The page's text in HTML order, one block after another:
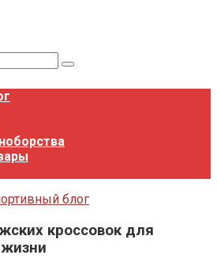
блог
кроссовок для
жизни